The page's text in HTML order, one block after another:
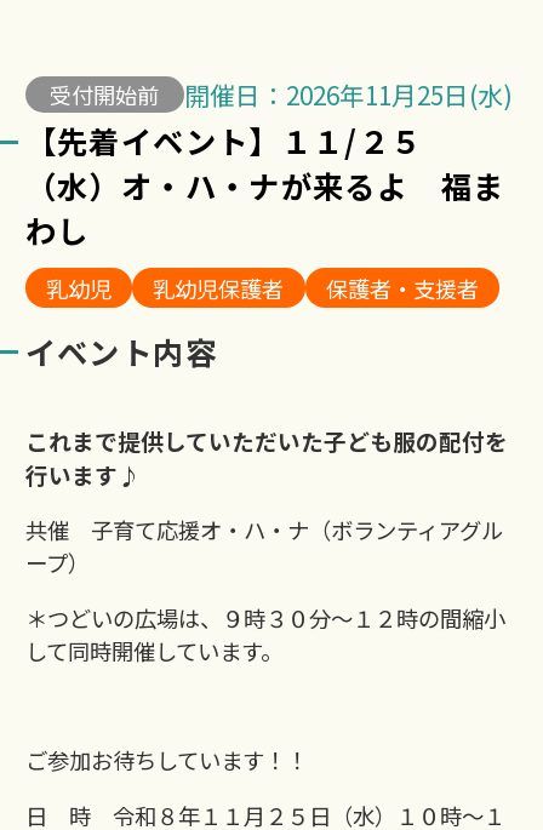
受付開始前 開催日：2026年11月25日(水)
【先着イベント】１１/２５
（水）オ・ハ・ナが来るよ 福ま
わし
乳幼児 乳幼児保護者 保護者・支援者
イベント内容
これまで提供していただいた子ども服の配付を
行います♪
共催 子育て応援オ・ハ・ナ（ボランティアグル
ープ）
＊つどいの広場は、９時３０分～１２時の間縮小
して同時開催しています。
ご参加お待ちしています！！
日 時 令和８年１１月２５日（水）１０時～１